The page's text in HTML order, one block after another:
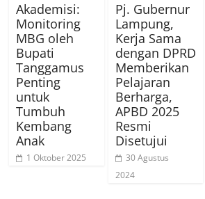
Akademisi:
Monitoring
MBG oleh
Bupati
Tanggamus
Penting
untuk
Tumbuh
Kembang
Anak
1 Oktober 2025
Pj. Gubernur
Lampung,
Kerja Sama
dengan DPRD
Memberikan
Pelajaran
Berharga,
APBD 2025
Resmi
Disetujui
30 Agustus
2024